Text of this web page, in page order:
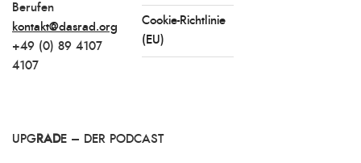
Berufen
kontakt@dasrad.org
+49 (0) 89 4107
4107
Cookie-Richtlinie
(EU)
UPG RADE – DER PODCAST